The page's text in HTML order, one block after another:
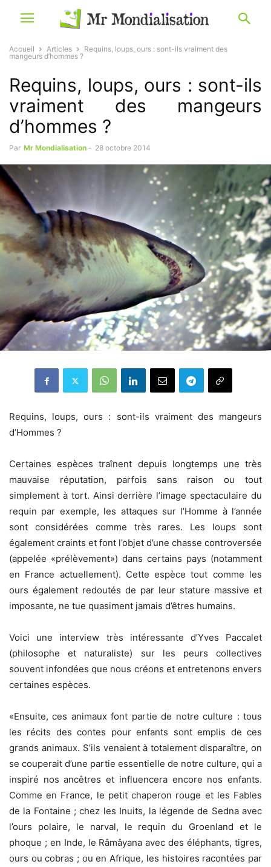
Accueil Articles
Requins, loups, ours : sont-ils vraiment des
mangeurs d’hommes ?
Requins, loups, ours : sont-ils
vraiment des mangeurs
d’hommes ?
Par Mr Mondialisation - 28 octobre 2014
Requins, loups, ours : sont-ils vraiment des mangeurs
d’Hommes ?
Certaines espèces traînent depuis longtemps une très
mauvaise réputation, parfois sans raison ou tout
simplement à tort. Ainsi derrière l’image spectaculaire du
requin par exemple, les attaques sur l’Homme à l’année
sont considérées comme très rares. Les loups sont
également craints et font l’objet d’une chasse controversée
(appelée «prélèvement») dans certains pays (notamment
en France actuellement). Cette espèce tout comme les
ours également redoutés de par leur stature massive et
imposante, ne tue quasiment jamais d’êtres humains.
Voici une interview très intéressante d’Yves Paccalet
(philosophe et naturaliste) sur les peurs collectives
souvent infondées que nous créons et entretenons envers
certaines espèces.
«Ensuite, ces animaux font partie de notre culture : tous
les récits des contes pour enfants sont emplis de ces
grands animaux. S’ils venaient à totalement disparaître, on
se couperait d’une partie essentielle de notre culture, qui a
inspiré nos ancêtres et influencera encore nos enfants.
Comme en France, le petit chaperon rouge et les Fables
de la Fontaine ; chez les Inuits, la légende de Sedna avec
l’ours polaire, le narval, le requin du Groenland et le
phoque ; en Inde, le Râmâyana avec des éléphants, tigres,
ours ou cobras ; ou en Afrique, les histoires racontées par